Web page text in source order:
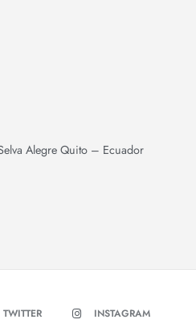
Alegre Quito – Ecuador
TWITTER INSTAGRAM